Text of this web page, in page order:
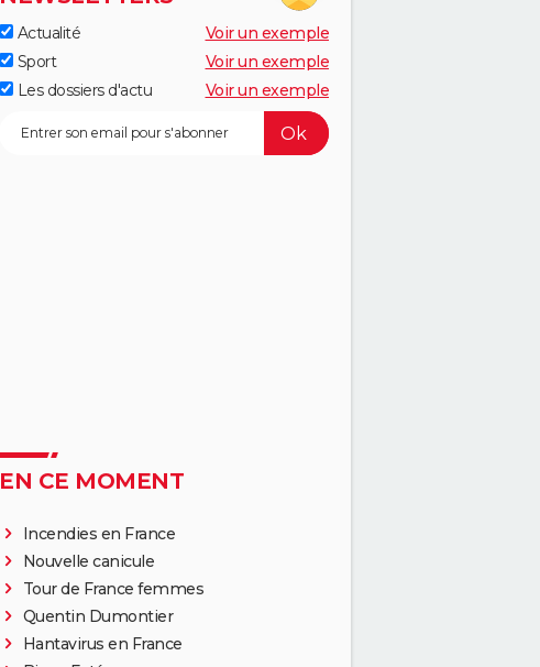
Actualité
Voir un exemple
Sport
Voir un exemple
Les dossiers d'actu
Voir un exemple
EN CE MOMENT
Incendies en France
Nouvelle canicule
Tour de France femmes
Quentin Dumontier
Hantavirus en France